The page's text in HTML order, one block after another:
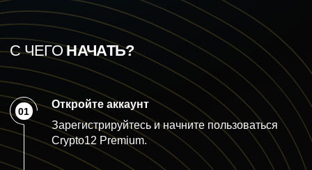
С ЧЕГОНАЧАТЬ?
01
Откройте аккаунт
Зарегистрируйтесь и начните пользоваться
Crypto12 Premium.